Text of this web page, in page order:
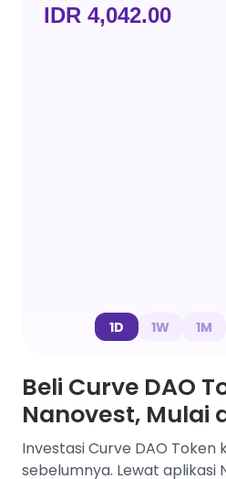
IDR 4,042.00
1D 1W 1M
Beli Curve DAO
Nanovest, Mulai
Investasi Curve DAO Token
sebelumnya. Lewat aplikasi